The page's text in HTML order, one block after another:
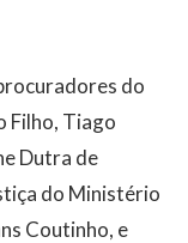
do
Filho, Tiago
Dutra de
do Ministério
Coutinho, e